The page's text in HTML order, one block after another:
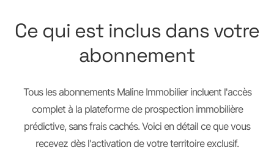
Ce qui est inclus dans votre
abonnement
Tous les abonnements Maline Immobilier incluent l'accès
complet à la plateforme de prospection immobilière
prédictive, sans frais cachés. Voici en détail ce que vous
recevez dès l'activation de votre territoire exclusif.